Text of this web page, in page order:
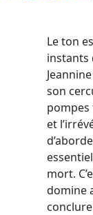
Le ton
instants
son
pompes
et
mort.
domine